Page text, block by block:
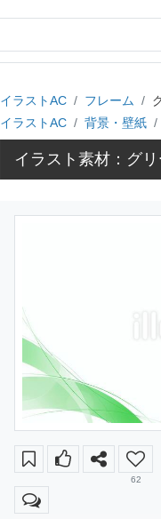
イラストAC フレーム
イラストAC
背景・壁紙
イラスト素材：グ
62